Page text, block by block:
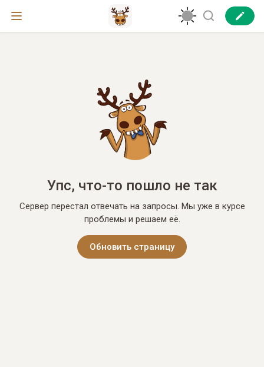
Упс, что-то пошло не так
Сервер перестал отвечать на запросы. Мы уже в курсе
проблемы и решаем её.
Обновить страницу